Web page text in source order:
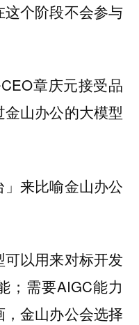
个阶段不会参与
章庆元接受品
山办公的大模型
来比喻金山办公
以用来对标开发
；需要AIGC能力
金山办公会选择